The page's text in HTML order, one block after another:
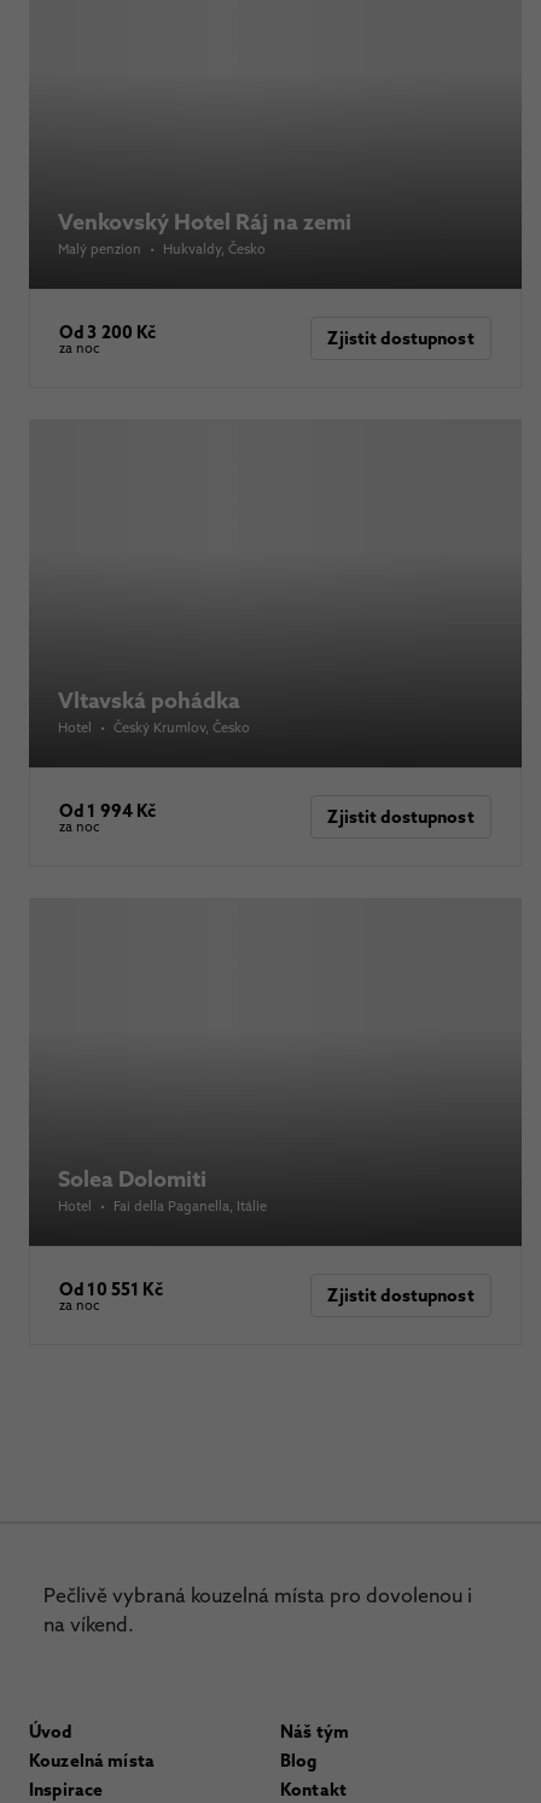
Venkovský Hotel Ráj na zemi
Malý penzion • Hukvaldy, Česko
Od 3 200 Kč
za noc Zjistit dostupnost
Vltavská pohádka
Hotel • Český Krumlov, Česko
Od 1 994 Kč
za noc Zjistit dostupnost
Solea Dolomiti
Hotel • Fai della Paganella , Itálie
Od 10 551 Kč
za noc Zjistit dostupnost
Pečlivě vybraná kouzelná místa pro dovolenou i
na víkend.
Úvod
Kouzelná místa
Inspirace
Náš tým
Blog
Kontakt